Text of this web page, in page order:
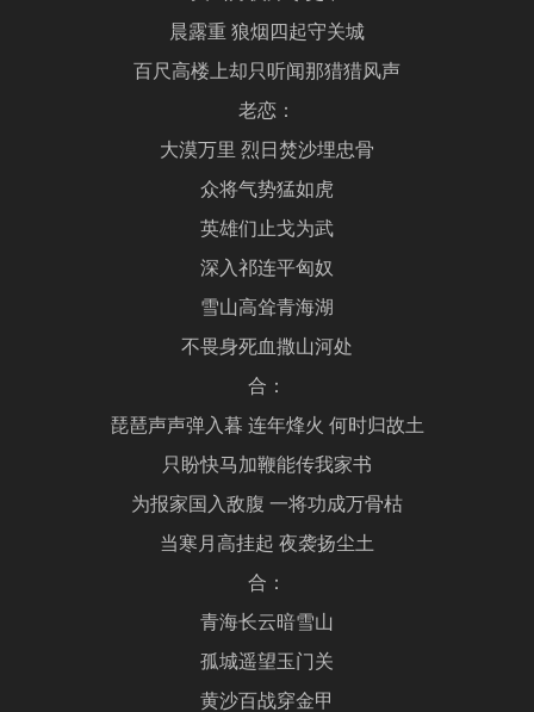
晨露重 狼烟四起守关城
百尺高楼上却只听闻那猎猎风声
老恋：
大漠万里 烈日焚沙埋忠骨
众将气势猛如虎
英雄们止戈为武
深入祁连平匈奴
雪山高耸青海湖
不畏身死血撒山河处
合：
琵琶声声弹入暮 连年烽火 何时归故土
只盼快马加鞭能传我家书
为报家国入敌腹 一将功成万骨枯
当寒月高挂起 夜袭扬尘土
合：
青海长云暗雪山
孤城遥望玉门关
黄沙百战穿金甲